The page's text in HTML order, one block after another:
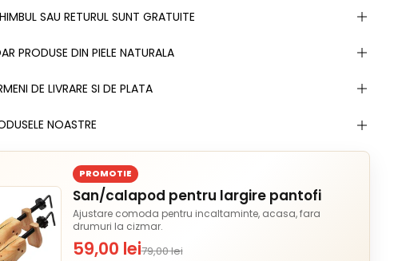
SAU RETURUL SUNT GRATUITE
PRODUSE DIN PIELE NATURALA
DE LIVRARE SI DE PLATA
NOASTRE
PROMOTIE
San/calapod pentru largire pantofi
Ajustare comoda pentru incaltaminte, acasa, fara
drumuri la cizmar.
59,00 lei79,00 lei